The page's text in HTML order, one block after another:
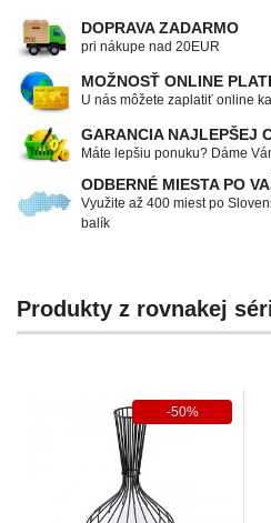
DOPRAVA ZADARMO
pri nákupe nad 20EUR
MOŽNOSŤ ONLINE
U nás môžete zaplatiť online
GARANCIA NAJLEPŠEJ
Máte lepšiu ponuku? Dáme
ODBERNÉ MIESTA PO
Využite až 400 miest po
balík
Produkty z rovnakej
-50%